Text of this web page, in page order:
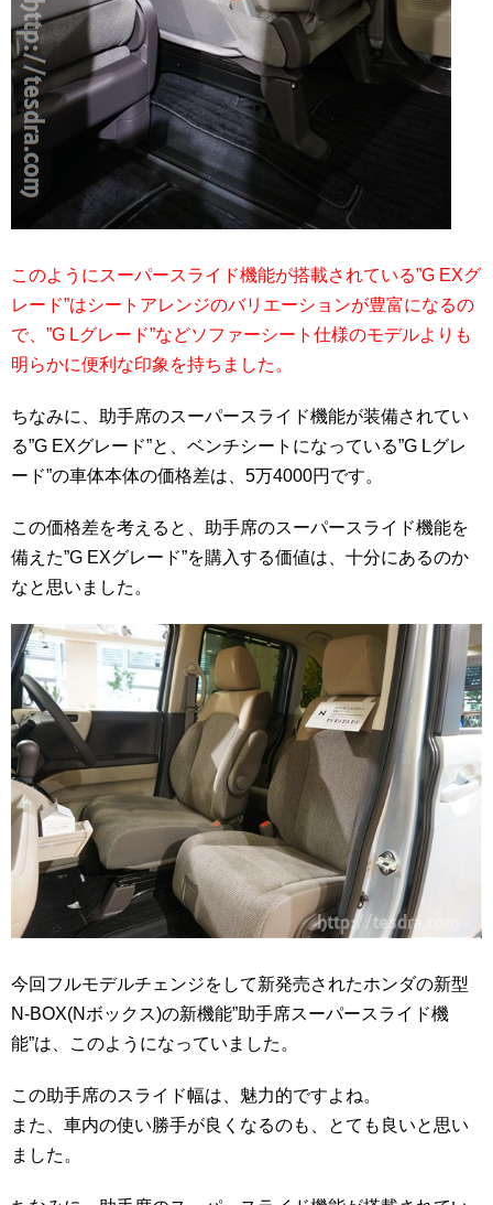
このようにスーパースライド機能が搭載されている”G EXグ
レード”はシートアレンジのバリエーションが豊富になるの
で、”G Lグレード”などソファーシート仕様のモデルよりも
明らかに便利な印象を持ちました。
ちなみに、助手席のスーパースライド機能が装備されてい
る”G EXグレード”と、ベンチシートになっている”G Lグレ
ード”の車体本体の価格差は、5万4000円です。
この価格差を考えると、助手席のスーパースライド機能を
備えた”G EXグレード”を購入する価値は、十分にあるのか
なと思いました。
今回フルモデルチェンジをして新発売されたホンダの新型
N-BOX(Nボックス)の新機能”助手席スーパースライド機
能”は、このようになっていました。
この助手席のスライド幅は、魅力的ですよね。
また、車内の使い勝手が良くなるのも、とても良いと思い
ました。